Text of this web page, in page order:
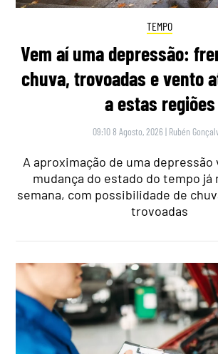
TEMPO
Vem aí uma depressão:
chuva, trovoadas e vento
a estas regiões
09:10 8 Agosto, 2026 | Rubén
A aproximação de uma depressão
mudança do estado do tempo já
semana, com possibilidade de
trovoadas